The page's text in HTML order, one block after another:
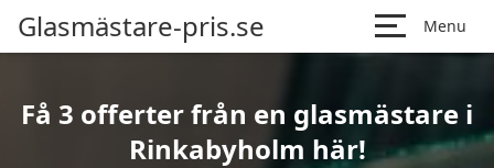
Glasmästare-pris.se Menu
Få 3 offerter från en glasmästare i
Rinkabyholm här!